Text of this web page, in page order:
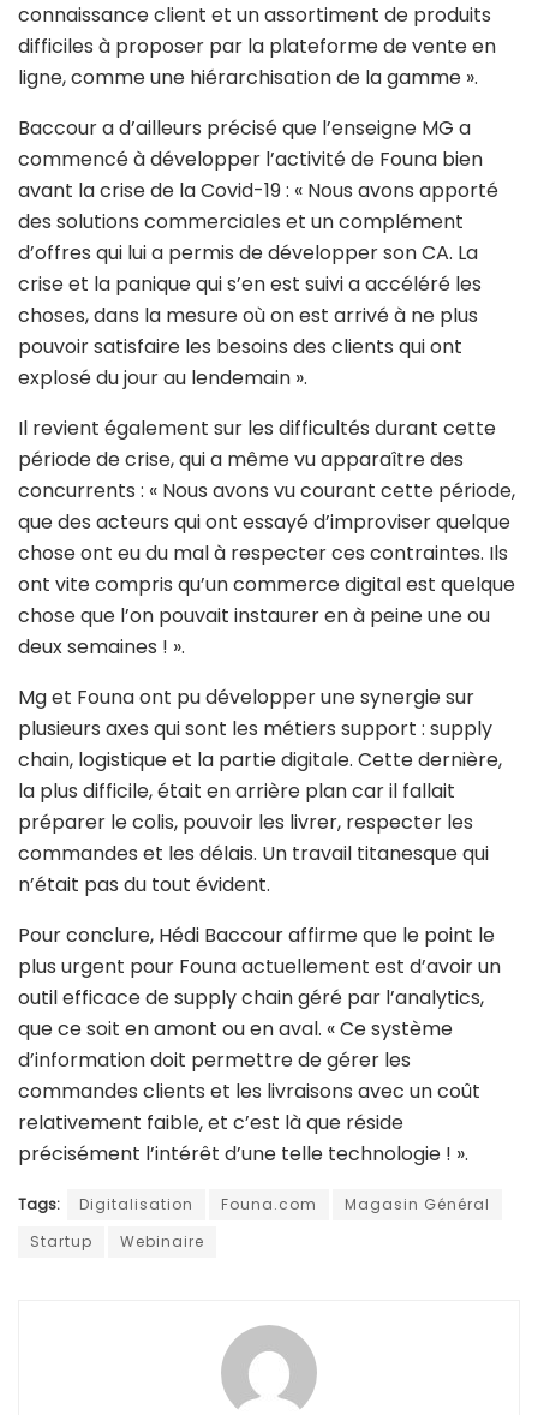
connaissance client et un assortiment de produits
difficiles à proposer par la plateforme de vente en
ligne, comme une hiérarchisation de la gamme ».
Baccour a d’ailleurs précisé que l’enseigne MG a
commencé à développer l’activité de Founa bien
avant la crise de la Covid-19 : « Nous avons apporté
des solutions commerciales et un complément
d’offres qui lui a permis de développer son CA. La
crise et la panique qui s’en est suivi a accéléré les
choses, dans la mesure où on est arrivé à ne plus
pouvoir satisfaire les besoins des clients qui ont
explosé du jour au lendemain ».
Il revient également sur les difficultés durant cette
période de crise, qui a même vu apparaître des
concurrents : « Nous avons vu courant cette période,
que des acteurs qui ont essayé d’improviser quelque
chose ont eu du mal à respecter ces contraintes. Ils
ont vite compris qu’un commerce digital est quelque
chose que l’on pouvait instaurer en à peine une ou
deux semaines ! ».
Mg et Founa ont pu développer une synergie sur
plusieurs axes qui sont les métiers support : supply
chain, logistique et la partie digitale. Cette dernière,
la plus difficile, était en arrière plan car il fallait
préparer le colis, pouvoir les livrer, respecter les
commandes et les délais. Un travail titanesque qui
n’était pas du tout évident.
Pour conclure, Hédi Baccour affirme que le point le
plus urgent pour Founa actuellement est d’avoir un
outil efficace de supply chain géré par l’analytics,
que ce soit en amont ou en aval. « Ce système
d’information doit permettre de gérer les
commandes clients et les livraisons avec un coût
relativement faible, et c’est là que réside
précisément l’intérêt d’une telle technologie ! ».
Tags: Digitalisation Founa.com
Magasin Général
Startup
Webinaire